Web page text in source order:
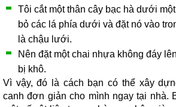
Tôi cắt một thân cây bạc hà dưới
bỏ các lá phía dưới và đặt nó vào
là chậu lưới.
Nên đặt một chai nhựa không đáy
bị khô.
Vì vậy, đó là cách bạn có thể xây
canh đơn giản cho mình ngay tại nhà.